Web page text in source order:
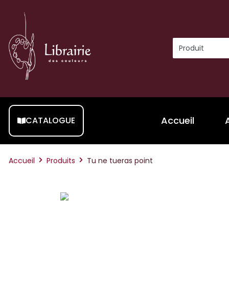
CATALOGUE Accueil
Accueil Produits Tu ne tueras point